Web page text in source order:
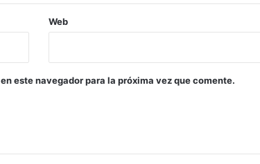
Web
este navegador para la próxima vez que comente.